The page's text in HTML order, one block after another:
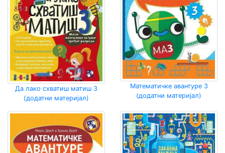
Да лако схватиш матиш 3
(додатни материјал)
Математичке авантуре 3
(додатни материјал)